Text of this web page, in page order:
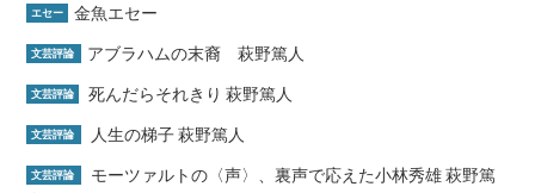
エセー 金魚エセー
文芸評論 アブラハムの末裔 萩野篤人
文芸評論 死んだらそれきり 萩野篤人
文芸評論 人生の梯子 萩野篤人
文芸評論
モーツァルトの〈声〉、裏声で応えた小林秀雄 萩野篤